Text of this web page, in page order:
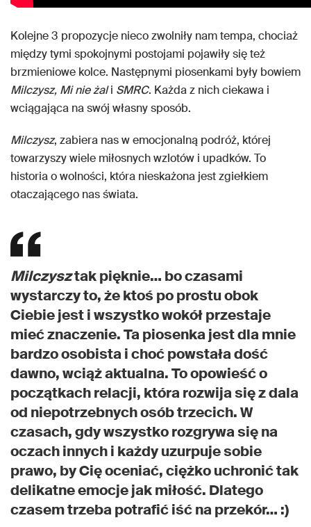
Kolejne 3 propozycje nieco zwolniły nam tempa, chociaż
między tymi spokojnymi postojami pojawiły się też
brzmieniowe kolce. Następnymi piosenkami były bowiem
Milczysz, Mi nie żali SMRC. Każda z nich ciekawa i
wciągająca na swój własny sposób.
Milczysz, zabiera nas w emocjonalną podróż, której
towarzyszy wiele miłosnych wzlotów i upadków. To
historia o wolności, która nieskażona jest zgiełkiem
otaczającego nas świata.
Milczysztak pięknie… bo czasami
wystarczy to, że ktoś po prostu obok
Ciebie jest i wszystko wokół przestaje
mieć znaczenie. Ta piosenka jest dla mnie
bardzo osobista i choć powstała dość
dawno, wciąż aktualna. To opowieść o
początkach relacji, która rozwija się z dala
od niepotrzebnych osób trzecich. W
czasach, gdy wszystko rozgrywa się na
oczach innych i każdy uzurpuje sobie
prawo, by Cię oceniać, ciężko uchronić tak
delikatne emocje jak miłość. Dlatego
czasem trzeba potrafić iść na przekór… :)